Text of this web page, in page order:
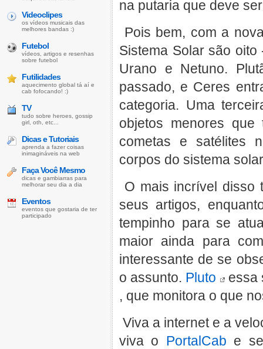
na putaria que deve
Pois bem, com a
Sistema Solar são oito
Urano e Netuno.
passado, e Ceres
categoria. Uma
objetos menores
cometas e satélites
corpos do sistema
O mais incrível
seus artigos,
tempinho para se
maior ainda para
interessante de se
o assunto. Pluto
essa
, que monitora o que
Viva a internet e a
viva o PortalCab e
Videoclipes
os vídeos musicais das
melhores bandas :)
Futebol
vídeos, artigos e resenhas
sobre futebol
Futilidades
aquecimento global tá aí e
cab fofocando! :)
TV
tudo sobre heroes, gossip
girl, oth, etc...
Dicas e Tutoriais
aprenda a fazer coisas
inimagináveis na web
Faça Você Mesmo
dicas e gambiarras para
melhorar seu dia a dia
Eventos
eventos que gostaria de ter
participado